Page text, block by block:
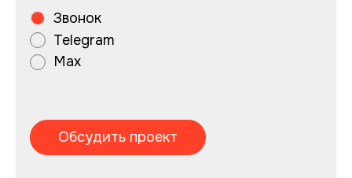
Звонок
Telegram
Max